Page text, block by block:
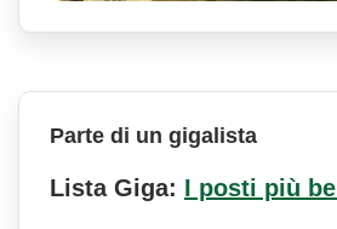
Parte di un gigalista
Lista Giga: I posti più